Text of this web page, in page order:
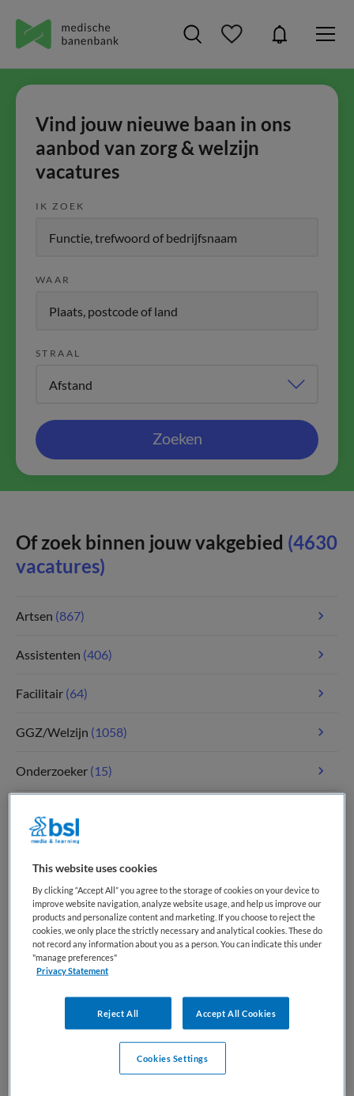
Vind jouw nieuwe baan in ons
aanbod van zorg & welzijn
vacatures
IK ZOEK
WAAR
STRAAL
Zoeken
Of zoek binnen jouw vakgebied (4630
vacatures)
Artsen (867)
Assistenten (406)
Facilitair (64)
GGZ/Welzijn (1058)
Onderzoeker (15)
Tandheelkunde
Verpleegkunde(1766)
Zorgmanagement (340)
Meest recente vacatures op Medische
banenbank | Werk(t) in zorg en welzijn
This website uses cookies
By clicking “Accept All” you agree to the storage of cookies on your device to
improve website navigation, analyze website usage, and help us improve our
products and personalize content and marketing. If you choose to reject the
cookies, we only place the strictly necessary and analytical cookies. These do
not record any information about you as a person. You can indicate this under
"manage preferences"
Privacy Statement
Reject All Accept All Cookies
Cookies Settings